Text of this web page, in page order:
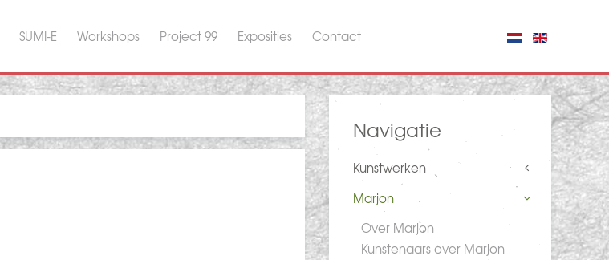
SUMI-E Workshops Project 99 Exposities Contact
Navigatie
Kunstwerken
Marjon
Over Marjon
Kunstenaars over Marjon